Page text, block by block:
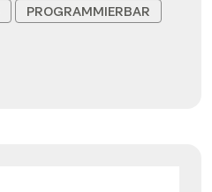
PROGRAMMIERBAR